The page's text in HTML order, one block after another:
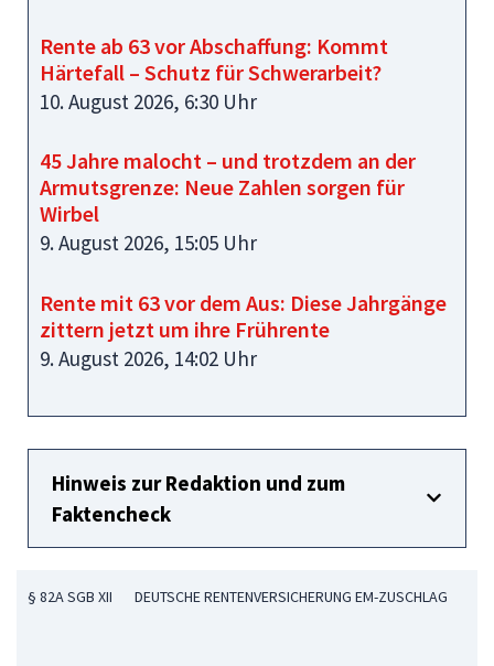
Rente ab 63 vor Abschaffung: Kommt
Härtefall – Schutz für Schwerarbeit?
10. August 2026, 6:30 Uhr
45 Jahre malocht – und trotzdem an der
Armutsgrenze: Neue Zahlen sorgen für
Wirbel
9. August 2026, 15:05 Uhr
Rente mit 63 vor dem Aus: Diese Jahrgänge
zittern jetzt um ihre Frührente
9. August 2026, 14:02 Uhr
Hinweis zur Redaktion und zum
Faktencheck
§ 82A SGB XII DEUTSCHE RENTENVERSICHERUNG EM-ZUSCHLAG